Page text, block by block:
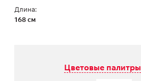
Длина:
168 см
Цветовые палитры